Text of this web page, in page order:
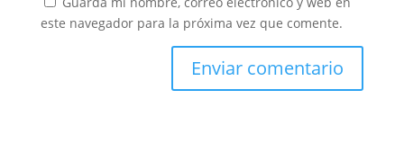
este navegador para la próxima vez que comente.